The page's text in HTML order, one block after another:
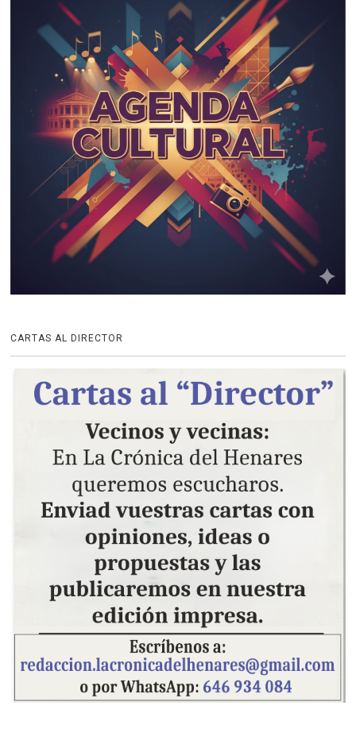
CARTAS AL DIRECTOR